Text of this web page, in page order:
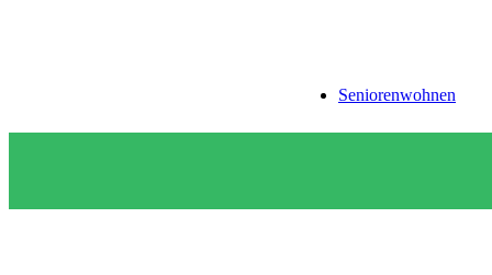
Seniorenwohnen